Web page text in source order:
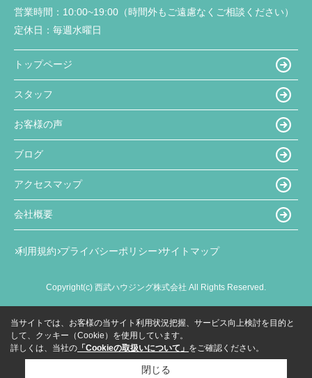
営業時間： 10:00~19:00（時間外もご遠慮なくご相談ください）
定休日： 毎週水曜日
トップページ
スタッフ
お客様の声
ブログ
アクセスマップ
会社概要
利用規約 プライバシーポリシー サイトマップ
Copyright(c) 西武ハウジング株式会社 All Rights Reserved.
当サイトでは、お客様の当サイト利用状況把握、サービス向上検討を目的と
して、クッキー（Cookie）を使用しています。
詳しくは、当社の 「Cookieの取扱いについて」 をご確認ください。
閉じる